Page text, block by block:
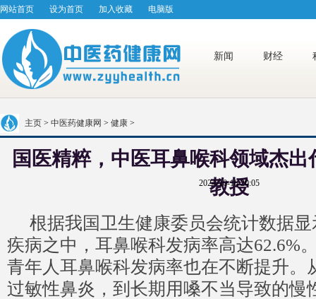
网站首页 设为首页 加入收藏 电脑版
新闻 财经
主页 > 中医药健康网 > 健康 >
国医精粹，中医耳鼻喉科领域杰
教授
2024-10-16 20:05
根据我国卫生健康委员会统计数据
疾病之中，耳鼻喉科发病率高达62.6%
青年人耳鼻喉科发病率也在不断提升。
过敏性鼻炎，到长期用嗓不当导致的慢